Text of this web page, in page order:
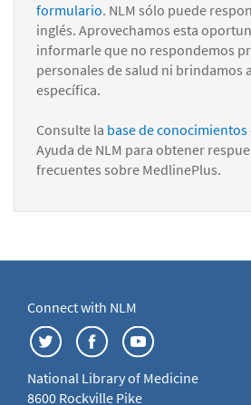
formulario. NLM sólo puede
inglés. Aprovechamos esta
informarle que no respondemos
personales de salud ni brindamos
específica.
Consulte la base de conocimientos
Ayuda de NLM para obtener
frecuentes sobre MedlinePlus.
Connect with NLM
National Library of Medicine
8600 Rockville Pike